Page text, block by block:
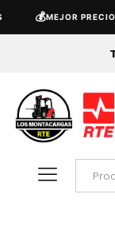
MEJOR PRECIO